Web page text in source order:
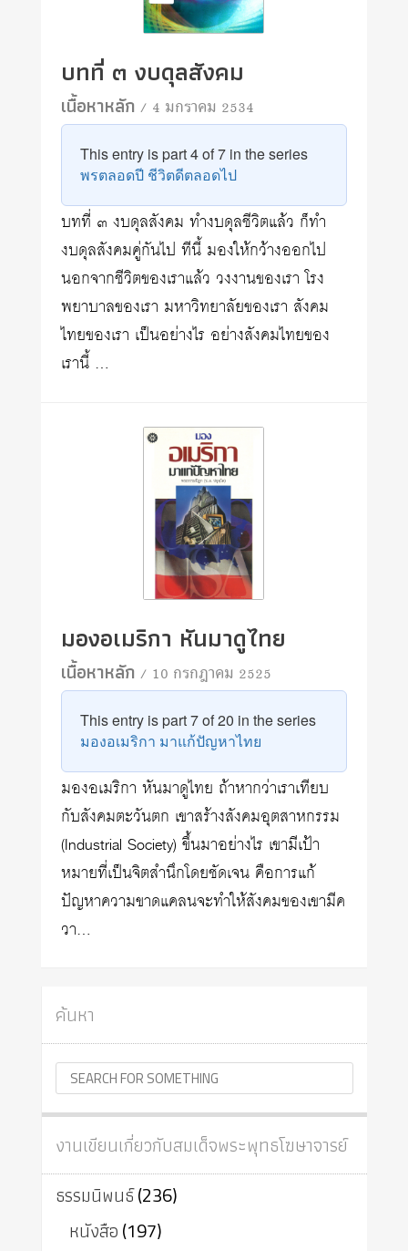
บทที่ ๓ งบดุลสังคม
เนื้อหาหลัก/ 4 มกราคม 2534
This entry is part 4 of 7 in the series
พรตลอดปี ชีวิตดีตลอดไป
บทที่ ๓ งบดุลสังคม ทำงบดุลชีวิตแล้ว ก็ทำ
งบดุลสังคมคู่กันไป ทีนี้ มองให้กว้างออกไป
นอกจากชีวิตของเราแล้ว วงงานของเรา โรง
พยาบาลของเรา มหาวิทยาลัยของเรา สังคม
ไทยของเรา เป็นอย่างไร อย่างสังคมไทยของ
เรานี้ …
มองอเมริกา หันมาดูไทย
เนื้อหาหลัก/ 10 กรกฎาคม 2525
This entry is part 7 of 20 in the series
มองอเมริกา มาแก้ปัญหาไทย
มองอเมริกา หันมาดูไทย ถ้าหากว่าเราเทียบ
กับสังคมตะวันตก เขาสร้างสังคมอุตสาหกรรม
(Industrial Society) ขึ้นมาอย่างไร เขามีเป้า
หมายที่เป็นจิตสำนึกโดยชัดเจน คือการแก้
ปัญหาความขาดแคลนจะทำให้สังคมของเขามีค
วา…
ค้นหา
งานเขียนเกี่ยวกับสมเด็จพระพุทธโฆษาจารย์
ธรรมนิพนธ์(236)
หนังสือ(197)